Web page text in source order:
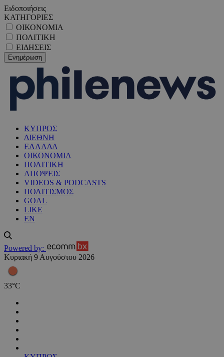
Ειδοποιήσεις
ΚΑΤΗΓΟΡΙΕΣ
ΟΙΚΟΝΟΜΙΑ
ΠΟΛΙΤΙΚΗ
ΕΙΔΗΣΕΙΣ
ΚΥΠΡΟΣ
ΔΙΕΘΝΗ
ΕΛΛΑΔΑ
ΟΙΚΟΝΟΜΙΑ
ΠΟΛΙΤΙΚΗ
ΑΠΟΨΕΙΣ
VIDEOS & PODCASTS
ΠΟΛΙΤΙΣΜΟΣ
GOAL
LIKE
EN
Powered by:
Κυριακή 9 Αυγούστου 2026
33°C